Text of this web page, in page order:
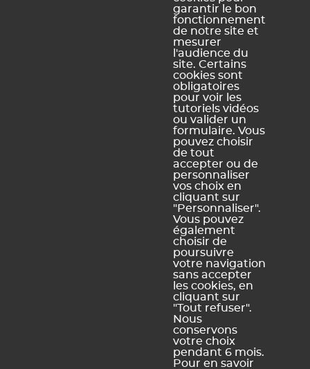
Contact
Accessibilité :
Partiellement
conforme
Schéma
pluriannuel
d'accessibilité
numérique
Légal produits
Conditions générales de
vente et d'utilisation
Dispositions relatives à la
protection des données
personnelles
garantir le bon
fonctionnement
de notre site et
mesurer
l'audience du
site. Certains
cookies sont
obligatoires
pour voir les
tutoriels vidéos
ou valider un
formulaire. Vous
pouvez choisir
de tout
accepter ou de
personnaliser
vos choix en
cliquant sur
"Personnaliser".
Vous pouvez
également
choisir de
poursuivre
votre navigation
sans accepter
les cookies, en
cliquant sur
"Tout refuser".
Nous
conservons
votre choix
pendant 6 mois.
Pour en savoir